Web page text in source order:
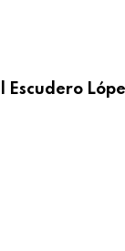
Escudero